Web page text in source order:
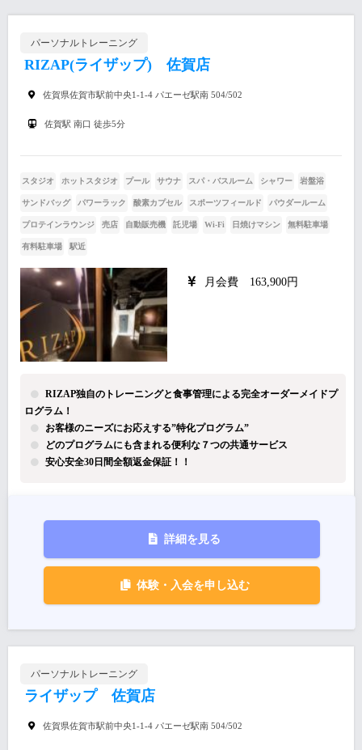
パーソナルトレーニング
RIZAP(ライザップ) 佐賀店
佐賀県佐賀市駅前中央1-1-4 パエーゼ駅南 504/502
佐賀駅 南口 徒歩5分
スタジオ ホットスタジオ プール サウナ スパ・バスルーム シャワー 岩盤浴
サンドバッグ パワーラック 酸素カプセル スポーツフィールド パウダールーム
プロテインラウンジ 売店 自動販売機 託児場 Wi-Fi 日焼けマシン 無料駐車場
有料駐車場 駅近
月会費 163,900円
RIZAP独自のトレーニングと食事管理による完全オーダーメイドプ
ログラム！
お客様のニーズにお応えする”特化プログラム”
どのプログラムにも含まれる便利な７つの共通サービス
安心安全30日間全額返金保証！！
詳細を見る
体験・入会を申し込む
パーソナルトレーニング
ライザップ 佐賀店
佐賀県佐賀市駅前中央1-1-4 パエーゼ駅南 504/502